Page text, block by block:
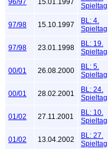
96/97 15.01.1997
Spieltag
97/98 15.10.1997
BL: 4.
Spieltag
97/98 23.01.1998
BL: 19.
Spieltag
00/01 26.08.2000
BL: 5.
Spieltag
00/01 28.02.2001
BL: 24.
Spieltag
01/02 27.11.2001
BL: 10.
Spieltag
01/02 13.04.2002
BL: 27.
Spieltag